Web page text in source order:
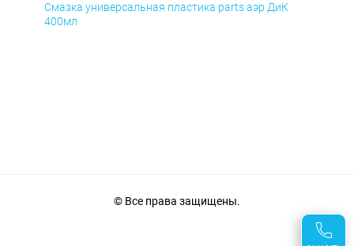
Смазка универсальная пластика parts аэр ДиК
400мл
© Все права защищены.